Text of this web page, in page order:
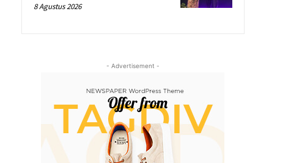
8 Agustus 2026
- Advertisement -